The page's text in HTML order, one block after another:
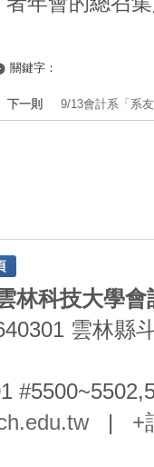
關鍵字：
下一則 9/13會計系「系
林科技大學
雲林縣
| +